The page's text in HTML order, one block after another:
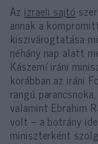
Az izraeli sajtó
annak a
kiszivárogtatása
néhány nap alatt
Kászemí iráni
korábban az iráni
rangú
valamint Ebrahim
volt – a botrány
miniszterként